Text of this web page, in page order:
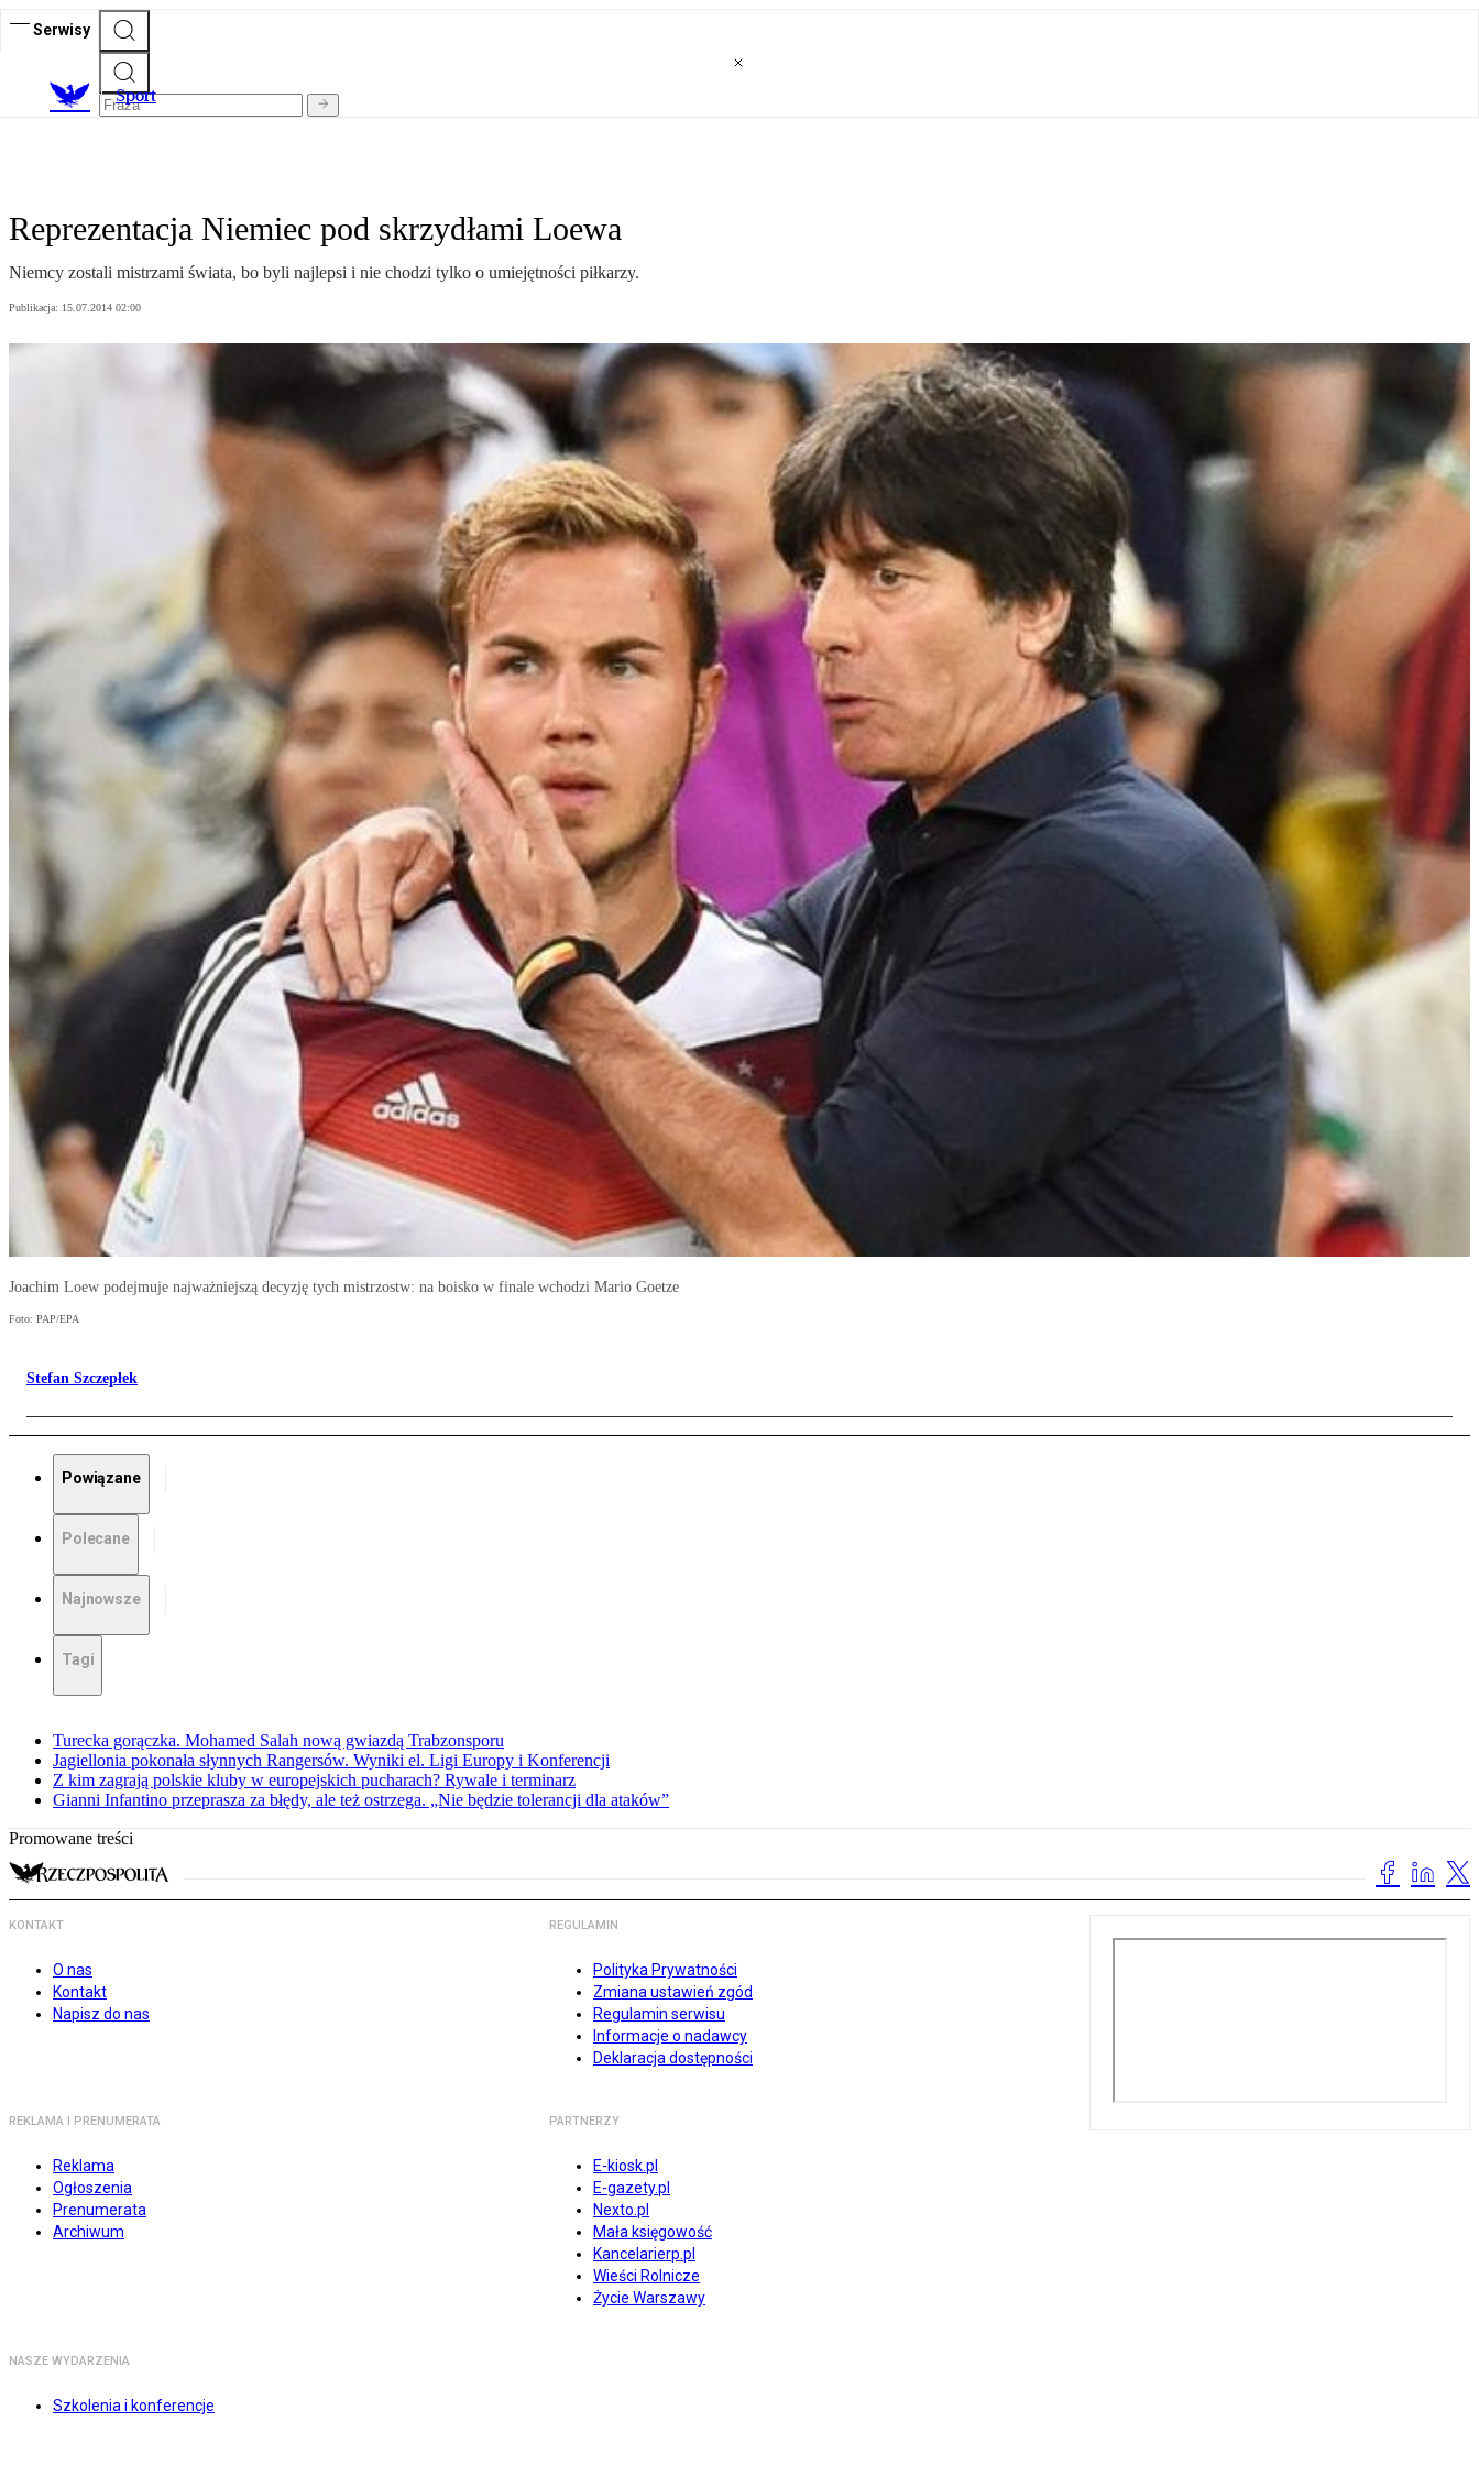
Serwisy
Sport
Reprezentacja Niemiec pod skrzydłami Loewa
Niemcy zostali mistrzami świata, bo byli najlepsi i nie chodzi tylko o umiejętności piłkarzy.
Publikacja: 15.07.2014 02:00
Joachim Loew podejmuje najważniejszą decyzję tych mistrzostw: na boisko w finale wchodzi Mario Goetze
Foto: PAP/EPA
Stefan Szczepłek
Powiązane
Polecane
Najnowsze
Tagi
Turecka gorączka. Mohamed Salah nową gwiazdą Trabzonsporu
Jagiellonia pokonała słynnych Rangersów. Wyniki el. Ligi Europy i Konferencji
Z kim zagrają polskie kluby w europejskich pucharach? Rywale i terminarz
Gianni Infantino przeprasza za błędy, ale też ostrzega. „Nie będzie tolerancji dla ataków”
Promowane treści
KONTAKT
O nas
Kontakt
Napisz do nas
REGULAMIN
Polityka Prywatności
Zmiana ustawień zgód
Regulamin serwisu
Informacje o nadawcy
Deklaracja dostępności
REKLAMA I PRENUMERATA
Reklama
Ogłoszenia
Prenumerata
Archiwum
PARTNERZY
E-kiosk.pl
E-gazety.pl
Nexto.pl
Mała księgowość
Kancelarierp.pl
Wieści Rolnicze
Życie Warszawy
NASZE WYDARZENIA
Szkolenia i konferencje